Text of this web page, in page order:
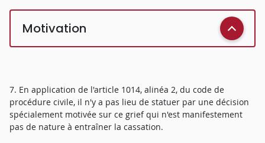
Motivation
7. En application de l'article 1014, alinéa 2, du code de
procédure civile, il n'y a pas lieu de statuer par une décision
spécialement motivée sur ce grief qui n'est manifestement
pas de nature à entraîner la cassation.